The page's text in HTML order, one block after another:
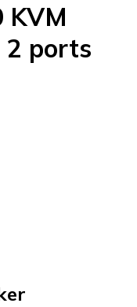
KVM
2 ports